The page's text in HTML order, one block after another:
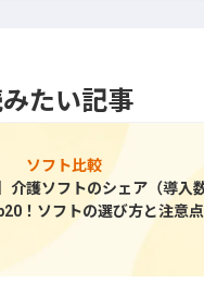
たい記事
ソフト比較
介護ソフトのシェア（導入数
！ソフトの選び方と注意